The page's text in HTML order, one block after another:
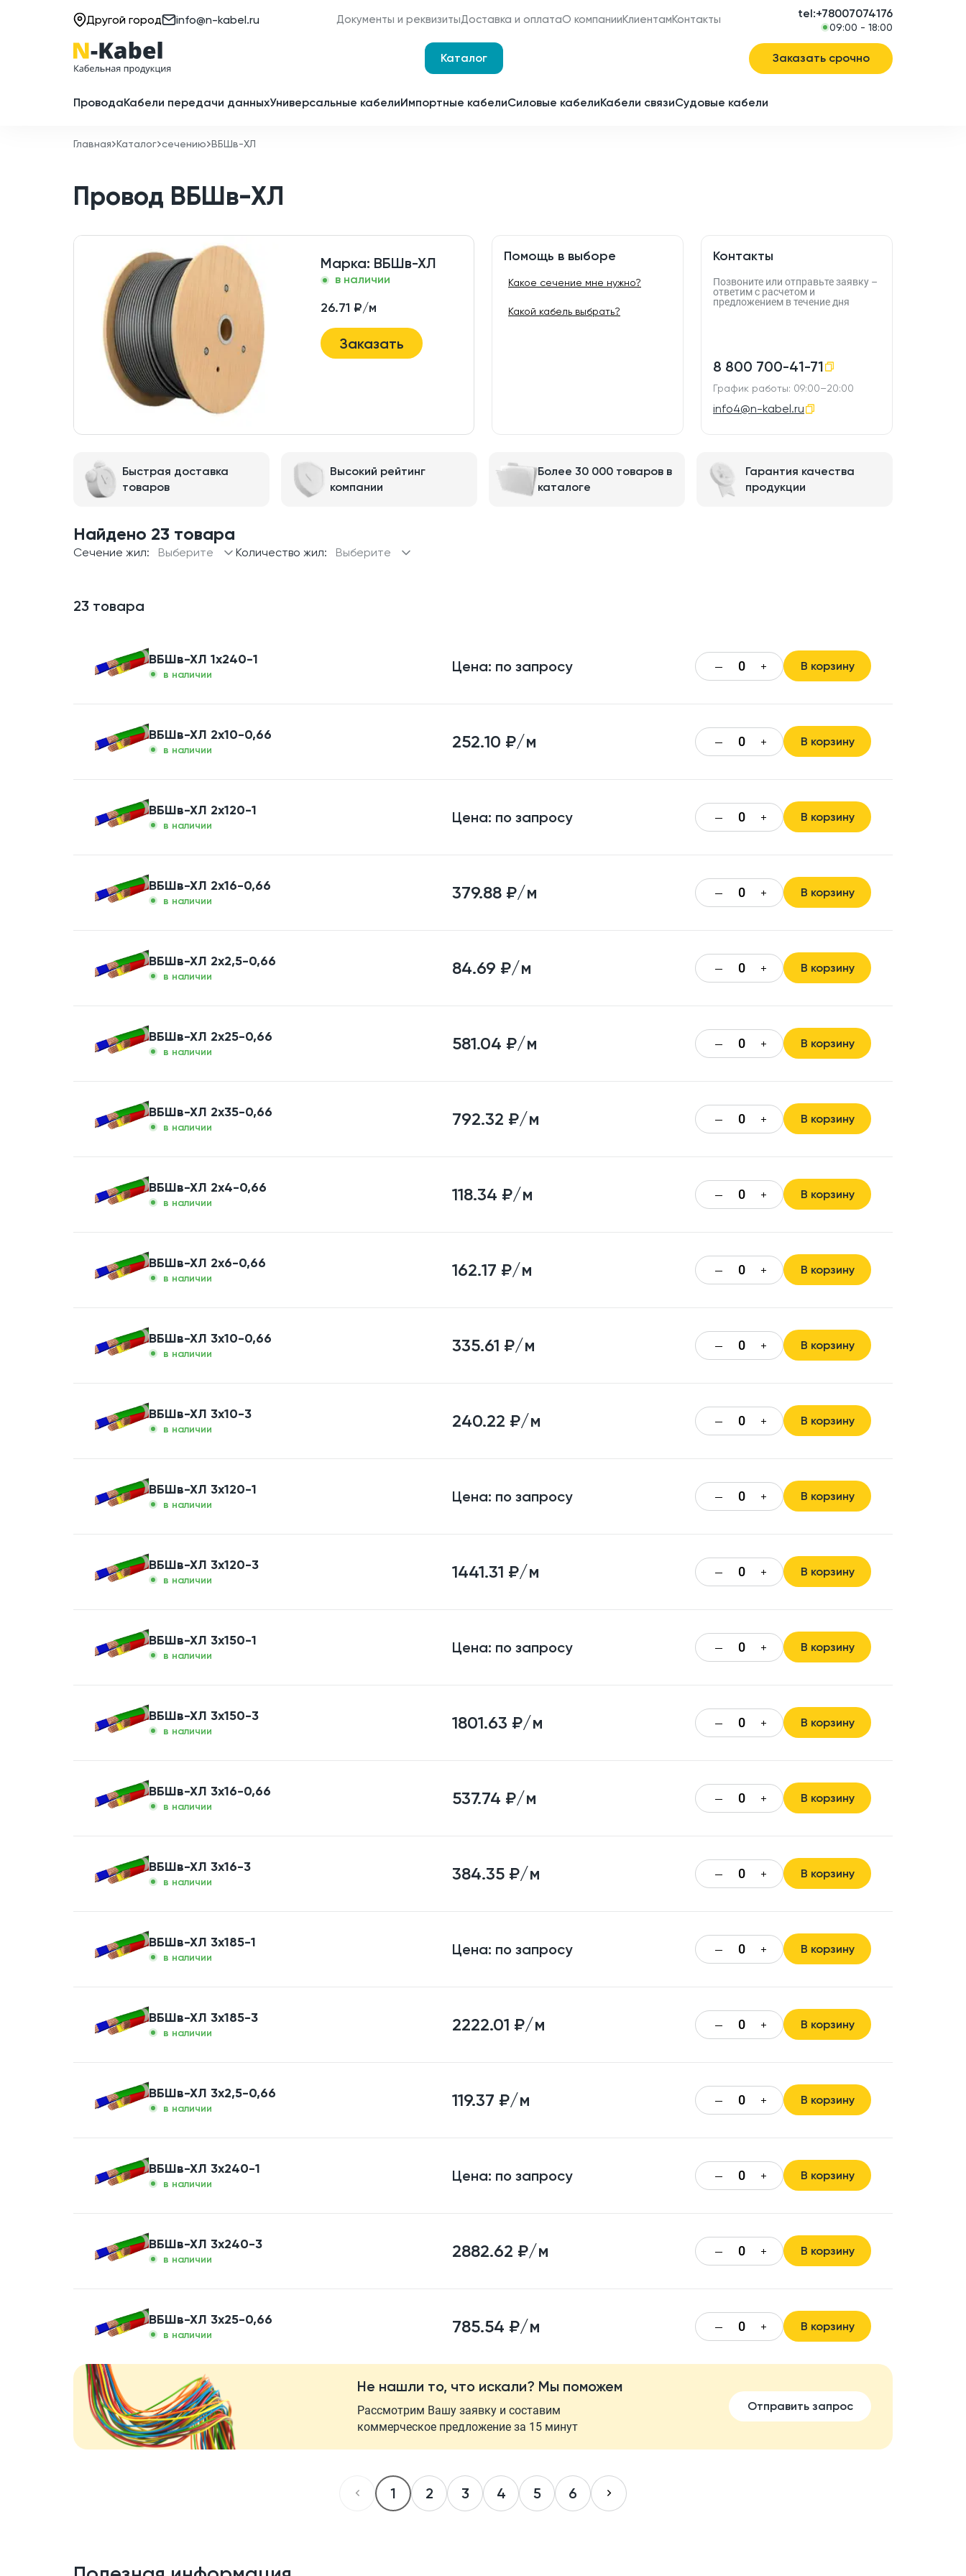
Другой город info@n-kabel.ru Документы и реквизитыДоставка и оплатаО компании
Наши сертификаты
Клиентам
Оплата и доставка
Контакты tel:+78007074176
09:00 - 18:00
Каталог Заказать срочно
ПроводаКабели передачи данныхУниверсальные кабелиИмпортные кабелиСиловые кабелиКабели связиСудовые кабели
Главная Каталог сечению ВБШв-ХЛ
Провод ВБШв-ХЛ
Марка: ВБШв-ХЛ
в наличии
26.71 ₽/м
Заказать
Помощь в выборе
Какое сечение мне нужно?
Какой кабель выбрать?
Контакты
Позвоните или отправьте заявку –
ответим с расчетом и
предложением в течение дня
8 800 700-41-71
График работы: 09:00–20:00
info4@n-kabel.ru
Быстрая доставка
товаров
Высокий рейтинг
компании
Более 30 000 товаров в
каталоге
Гарантия качества
продукции
Найдено 23 товара
Сечение жил: Выберите Количество жил: Выберите
23 товара
ВБШв-ХЛ 1x240-1
в наличии Цена: по запросу — + В корзину
ВБШв-ХЛ 2x10-0,66
в наличии 252.10 ₽/м — + В корзину
ВБШв-ХЛ 2x120-1
в наличии Цена: по запросу — + В корзину
ВБШв-ХЛ 2x16-0,66
в наличии 379.88 ₽/м — + В корзину
ВБШв-ХЛ 2x2,5-0,66
в наличии 84.69 ₽/м — + В корзину
ВБШв-ХЛ 2x25-0,66
в наличии 581.04 ₽/м — + В корзину
ВБШв-ХЛ 2x35-0,66
в наличии 792.32 ₽/м — + В корзину
ВБШв-ХЛ 2x4-0,66
в наличии 118.34 ₽/м — + В корзину
ВБШв-ХЛ 2x6-0,66
в наличии 162.17 ₽/м — + В корзину
ВБШв-ХЛ 3x10-0,66
в наличии 335.61 ₽/м — + В корзину
ВБШв-ХЛ 3x10-3
в наличии 240.22 ₽/м — + В корзину
ВБШв-ХЛ 3x120-1
в наличии Цена: по запросу — + В корзину
ВБШв-ХЛ 3x120-3
в наличии 1441.31 ₽/м — + В корзину
ВБШв-ХЛ 3x150-1
в наличии Цена: по запросу — + В корзину
ВБШв-ХЛ 3x150-3
в наличии 1801.63 ₽/м — + В корзину
ВБШв-ХЛ 3x16-0,66
в наличии 537.74 ₽/м — + В корзину
ВБШв-ХЛ 3x16-3
в наличии 384.35 ₽/м — + В корзину
ВБШв-ХЛ 3x185-1
в наличии Цена: по запросу — + В корзину
ВБШв-ХЛ 3x185-3
в наличии 2222.01 ₽/м — + В корзину
ВБШв-ХЛ 3x2,5-0,66
в наличии 119.37 ₽/м — + В корзину
ВБШв-ХЛ 3x240-1
в наличии Цена: по запросу — + В корзину
ВБШв-ХЛ 3x240-3
в наличии 2882.62 ₽/м — + В корзину
ВБШв-ХЛ 3x25-0,66
в наличии 785.54 ₽/м — + В корзину
Не нашли то, что искали? Мы поможем
Рассмотрим Вашу заявку и составим
коммерческое предложение за 15 минут
Отправить запрос
1 2 3 4 5 6